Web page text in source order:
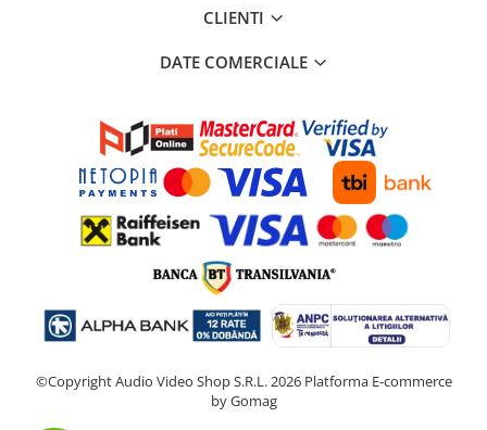
CLIENTI
DATE COMERCIALE
©Copyright Audio Video Shop S.R.L. 2026 Platforma E-commerce
by Gomag